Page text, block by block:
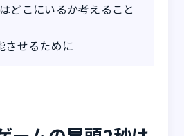
どこにいるか考えること
させるために